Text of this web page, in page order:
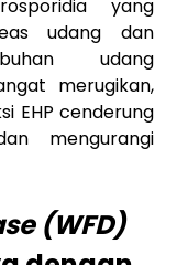
yang
udang dan
udang
merugikan,
EHP cenderung
mengurangi
(WFD)